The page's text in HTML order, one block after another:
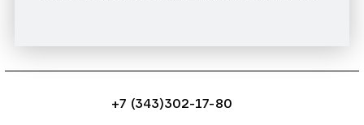
+7 (343)302-17-80